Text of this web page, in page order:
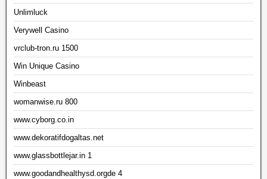
Unlimluck
Verywell Casino
vrclub-tron.ru 1500
Win Unique Casino
Winbeast
womanwise.ru 800
www.cyborg.co.in
www.dekoratifdogaltas.net
www.glassbottlejar.in 1
www.goodandhealthysd.orgde 4